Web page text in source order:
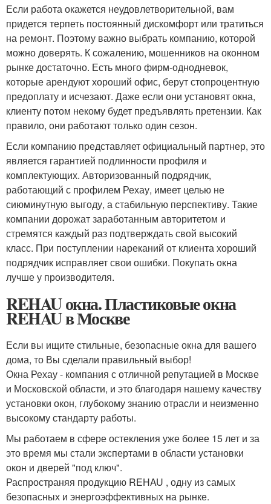
Если работа окажется неудовлетворительной, вам
придется терпеть постоянный дискомфорт или тратиться
на ремонт. Поэтому важно выбрать компанию, которой
можно доверять. К сожалению, мошенников на оконном
рынке достаточно. Есть много фирм-однодневок,
которые арендуют хороший офис, берут стопроцентную
предоплату и исчезают. Даже если они установят окна,
клиенту потом некому будет предъявлять претензии. Как
правило, они работают только один сезон.
Если компанию представляет официальный партнер, это
является гарантией подлинности профиля и
комплектующих. Авторизованный подрядчик,
работающий с профилем Рехау, имеет целью не
сиюминутную выгоду, а стабильную перспективу. Такие
компании дорожат заработанным авторитетом и
стремятся каждый раз подтверждать свой высокий
класс. При поступлении нареканий от клиента хороший
подрядчик исправляет свои ошибки. Покупать окна
лучше у производителя.
REHAU окна. Пластиковые окна
REHAU в Москве
Если вы ищите стильные, безопасные окна для вашего
дома, то Вы сделали правильный выбор!
Окна Рехау - компания с отличной репутацией в Москве
и Московской области, и это благодаря нашему качеству
установки окон, глубокому знанию отрасли и неизменно
высокому стандарту работы.
Мы работаем в сфере остекления уже более 15 лет и за
это время мы стали экспертами в области установки
окон и дверей "под ключ".
Распространяя продукцию REHAU , одну из самых
безопасных и энергоэффективных на рынке.